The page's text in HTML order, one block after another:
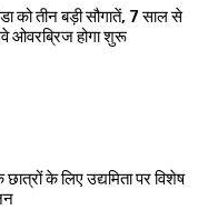
को तीन बड़ी सौगातें, 7 साल से
ओवरब्रिज होगा शुरू
के लिए उद्यमिता पर विशेष